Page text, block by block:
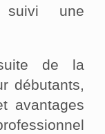
suivi une
de la
débutants,
avantages